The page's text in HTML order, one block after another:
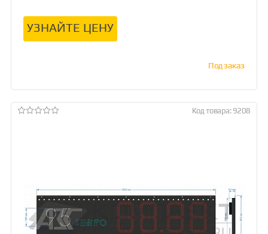
УЗНАЙТЕ ЦЕНУ
Под заказ
Код товара: 9208